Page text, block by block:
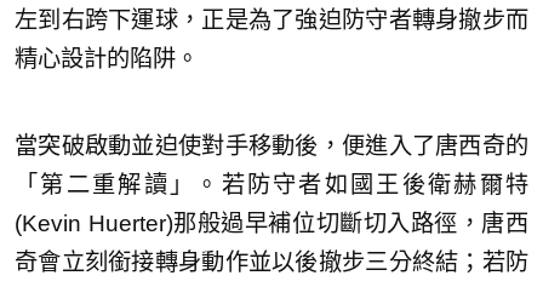
左到右跨下運球，正是為了強迫防守者轉身撤步而
精心設計的陷阱。
當突破啟動並迫使對手移動後，便進入了唐西奇的
「第二重解讀」。若防守者如國王後衛赫爾特
(Kevin Huerter)那般過早補位切斷切入路徑，唐西
奇會立刻銜接轉身動作並以後撤步三分終結；若防